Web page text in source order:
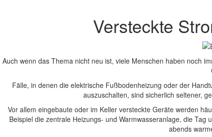
Versteckte
Auch wenn das Thema nicht neu ist, viele Menschen haben noch
Fälle, in denen die elektrische Fußbodenheizung oder der
auszuschalten, sind sicherlich seltener,
Vor allem eingebaute oder im Keller versteckte Geräte werden
Beispiel die zentrale Heizungs- und Warmwasseranlage, die
abends